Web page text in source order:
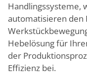
Handlingssysteme,
automatisieren den
Hebelösung für
der
Effizienz bei.